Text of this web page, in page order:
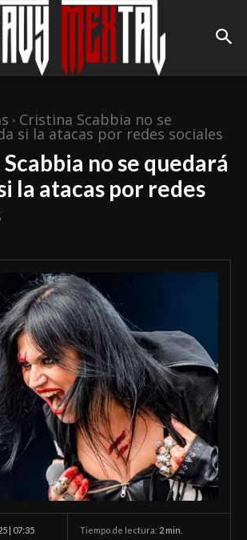
Cristina Scabbia no se
si la atacas por redes sociales
no se quedará
la atacas por redes
| 07:35 Tiempo de lectura: 2 min.